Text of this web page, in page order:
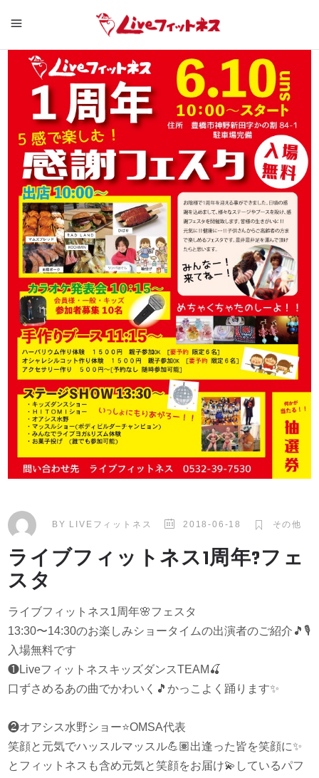
BY LIVEフィットネス 2018-06-18 その他
ライブフィットネス1周年?フェ
スタ
ライブフィットネス1周年🌸フェスタ
13:30〜14:30のお楽しみショータイムの出演者のご紹介 🎵🎙
入場無料です
❶LiveフィットネスキッズダンスTEAM 🍒
口ずさめるあの曲でかわいく 🎵かっこよく踊ります✨
❷オアシス水野ショー⭐️OMSA代表
笑顔と元気でハッスルマッスル💪🏽出逢った皆を笑顔に✨
とフィットネスも含め元気と笑顔をお届け💫 しているパフ